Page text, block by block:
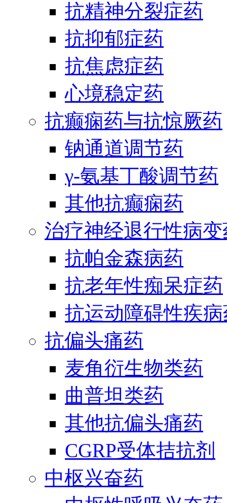
抗精神分裂症药
抗抑郁症药
抗焦虑症药
心境稳定药
抗癫痫药与抗惊厥药
钠通道调节药
γ-氨基丁酸调节药
其他抗癫痫药
治疗神经退行性病
抗帕金森病药
抗老年性痴呆症药
抗运动障碍性疾
抗偏头痛药
麦角衍生物类药
曲普坦类药
其他抗偏头痛药
CGRP受体拮抗剂
中枢兴奋药